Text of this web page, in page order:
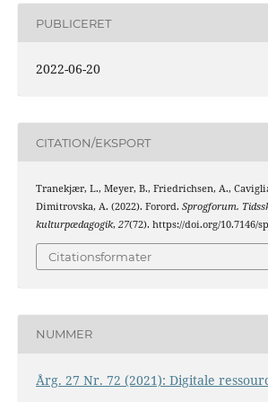
PUBLICERET
2022-06-20
CITATION/EKSPORT
Tranekjær, L., Meyer, B., Friedrichsen, A.,
Dimitrovska, A. (2022). Forord. Sprogforum.
kulturpædagogik, 27(72). https://doi.org/10.7146/
Citationsformater
NUMMER
Årg. 27 Nr. 72 (2021): Digitale